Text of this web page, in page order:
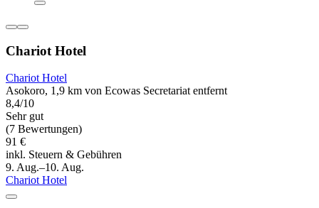
Chariot Hotel
Chariot Hotel
Asokoro, 1,9 km von Ecowas Secretariat entfernt
8,4/10
Sehr gut
(7 Bewertungen)
91 €
inkl. Steuern & Gebühren
9. Aug.–10. Aug.
Chariot Hotel